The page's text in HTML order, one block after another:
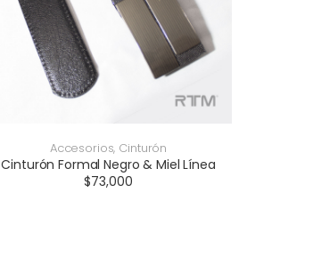
Accesorios, Cinturón
Cinturón Formal Negro & Miel Línea
$73,000